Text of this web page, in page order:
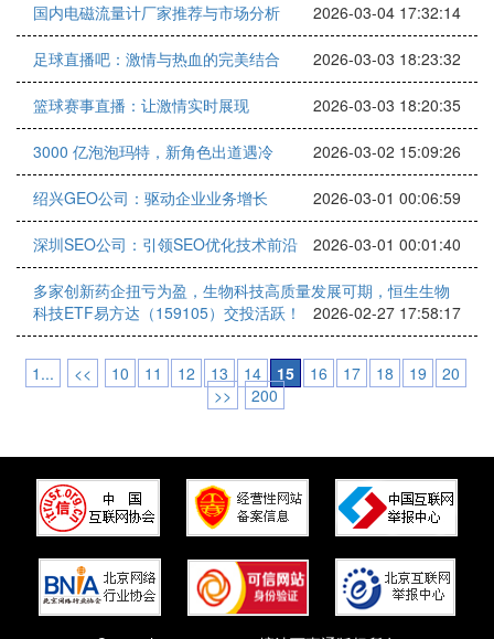
国内电磁流量计厂家推荐与市场分析 2026-03-04 17:32:14
足球直播吧：激情与热血的完美结合 2026-03-03 18:23:32
篮球赛事直播：让激情实时展现 2026-03-03 18:20:35
3000 亿泡泡玛特，新角色出道遇冷 2026-03-02 15:09:26
绍兴GEO公司：驱动企业业务增长 2026-03-01 00:06:59
深圳SEO公司：引领SEO优化技术前沿 2026-03-01 00:01:40
多家创新药企扭亏为盈，生物科技高质量发展可期，恒生生物
科技ETF易方达（159105）交投活跃！
2026-02-27 17:58:17
1... << 10 11 12 13 14 15 16 17 18 19
20
>>
200